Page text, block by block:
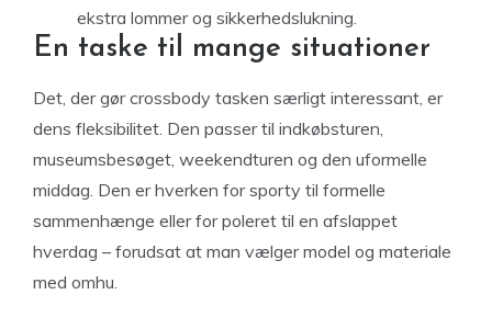
ekstra lommer og sikkerhedslukning.
En taske til mange situationer
Det, der gør crossbody tasken særligt interessant, er
dens fleksibilitet. Den passer til indkøbsturen,
museumsbesøget, weekendturen og den uformelle
middag. Den er hverken for sporty til formelle
sammenhænge eller for poleret til en afslappet
hverdag – forudsat at man vælger model og materiale
med omhu.